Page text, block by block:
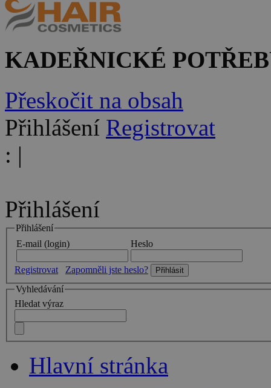
KADEŘNICKÉ
Přeskočit na obsah
Přihlášení Registrovat
: |
Přihlášení
Přihlášení
E-mail (login)
Heslo
Registrovat
Zapomněli jste heslo?
Vyhledávání
Hledat výraz
Hlavní stránka